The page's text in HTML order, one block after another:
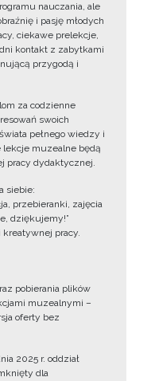
nauczania, ale
i pasję młodych
ciekawe prelekcje,
kontakt z zabytkami
przygodą i
za codzienne
swoich
pełnego wiedzy i
lekcje muzealne będą
pracy dydaktycznej.
siebie:
przebieranki, zajęcia
dziękujemy!”
kreatywnej pracy.
pobierania plików
muzealnymi –
oferty bez
2025 r. oddział
dla